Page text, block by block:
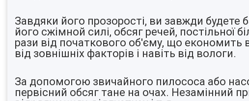
Завдяки його прозорості, ви завжди
його сжімной силі, обсяг речей, постільної
рази від початкового об'єму, що економить
від зовнішніх факторів і навіть від вологи.
За допомогою звичайного пилососа або
первісний обсяг тане на очах. Незамінний